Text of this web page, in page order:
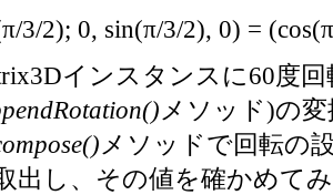
3/2); 0, sin(π/3/2), 0) =
インスタンスに60度回
メソッド)の
メソッドで回転の
出し、その値を確かめて